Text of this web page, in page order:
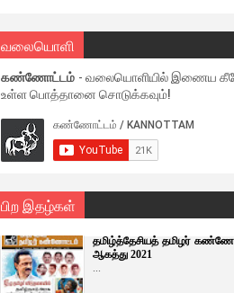
வலையொளி
கண்ணோட்டம் - வலையொளியில் இணைய
உள்ள பொத்தானை சொடுக்கவும்!
பிற இதழ்கள்
தமிழ்த்தேசியத் தமிழர்
ஆகத்து 2021
...